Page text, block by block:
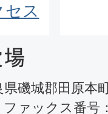
ス
磯城郡田原本
ァックス番号